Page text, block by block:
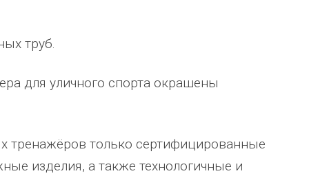
Ве ...
Иванова Л.В.
труб.
для уличного спорта окрашены
тренажёров только сертифицированные
изделия, а также технологичные и